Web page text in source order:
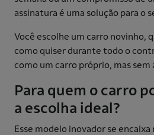
assinatura é uma solução para o
Você escolhe um carro novinho,
como quiser durante todo o
como um carro próprio, mas sem
Para quem o carro
a escolha ideal?
Esse modelo inovador se